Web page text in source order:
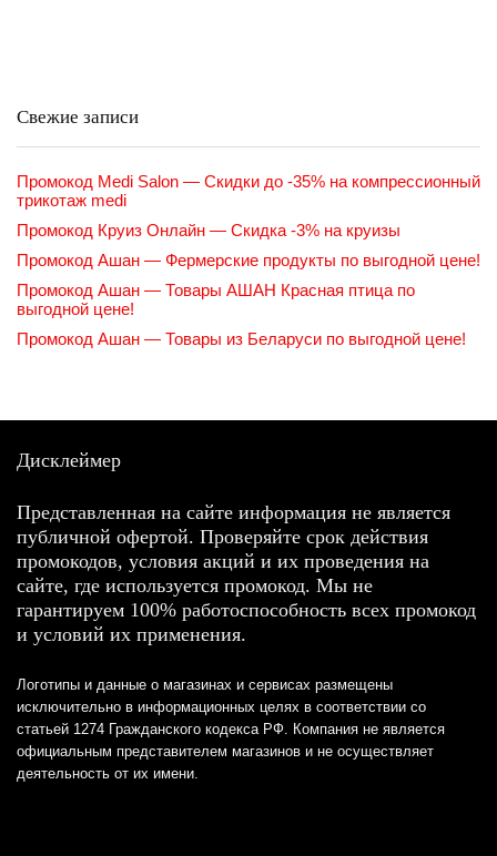
Свежие записи
Промокод Medi Salon — Скидки до -35% на компрессионный
трикотаж medi
Промокод Круиз Онлайн — Скидка -3% на круизы
Промокод Ашан — Фермерские продукты по выгодной цене!
Промокод Ашан — Товары АШАН Красная птица по
выгодной цене!
Промокод Ашан — Товары из Беларуси по выгодной цене!
Дисклеймер
Представленная на сайте информация не является
публичной офертой. Проверяйте срок действия
промокодов, условия акций и их проведения на
сайте, где используется промокод. Мы не
гарантируем 100% работоспособность всех промокод
и условий их применения.
Логотипы и данные о магазинах и сервисах размещены
исключительно в информационных целях в соответствии со
статьей 1274 Гражданского кодекса РФ. Компания не является
официальным представителем магазинов и не осуществляет
деятельность от их имени.